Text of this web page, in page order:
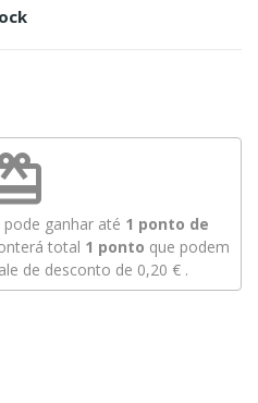
ganhar até 1 ponto de
total 1 ponto que podem
de desconto de 0,20 €.